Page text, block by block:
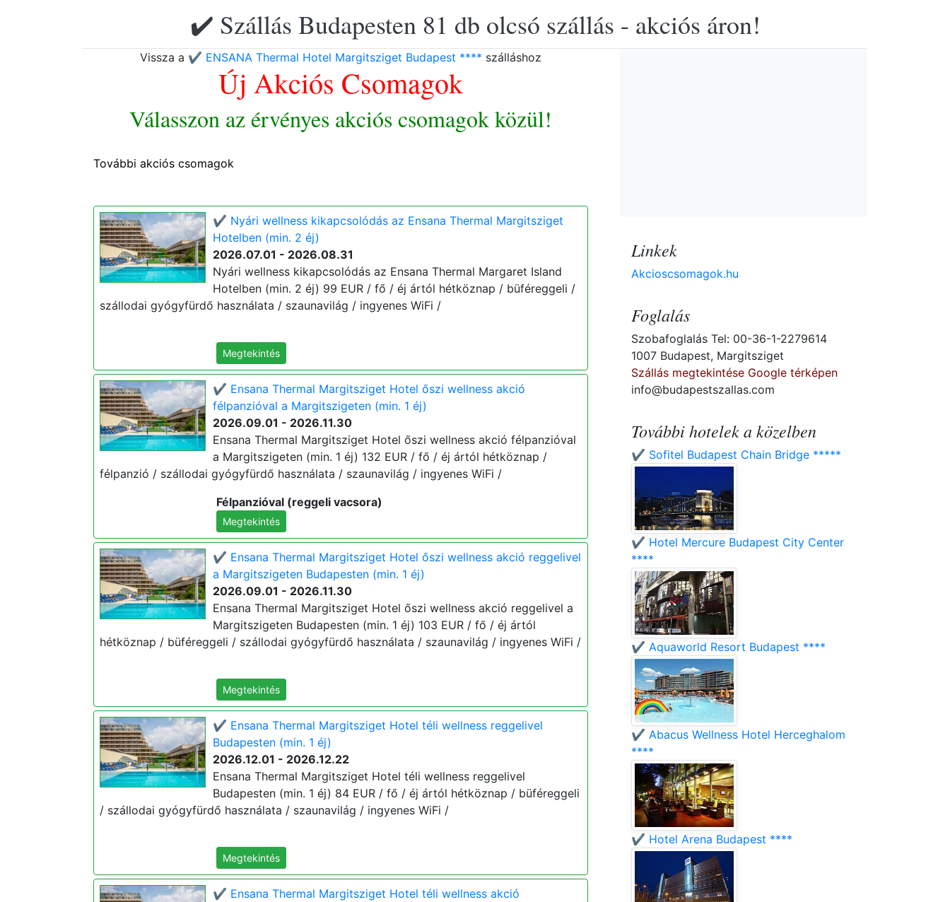
✔️ Szállás Budapesten 81 db olcsó szállás - akciós áron!
Vissza a ✔️ ENSANA Thermal Hotel Margitsziget Budapest **** szálláshoz
Új Akciós Csomagok
Válasszon az érvényes akciós csomagok közül!
További akciós csomagok
✔️ Nyári wellness kikapcsolódás az Ensana Thermal Margitsziget
Hotelben (min. 2 éj)
2026.07.01 - 2026.08.31
Nyári wellness kikapcsolódás az Ensana Thermal Margaret Island
Hotelben (min. 2 éj) 99 EUR / fő / éj ártól hétköznap / büféreggeli /
szállodai gyógyfürdő használata / szaunavilág / ingyenes WiFi /
Megtekintés
✔️ Ensana Thermal Margitsziget Hotel őszi wellness akció
félpanzióval a Margitszigeten (min. 1 éj)
2026.09.01 - 2026.11.30
Ensana Thermal Margitsziget Hotel őszi wellness akció félpanzióval
a Margitszigeten (min. 1 éj) 132 EUR / fő / éj ártól hétköznap /
félpanzió / szállodai gyógyfürdő használata / szaunavilág / ingyenes WiFi /
Félpanzióval (reggeli vacsora)
Megtekintés
✔️ Ensana Thermal Margitsziget Hotel őszi wellness akció reggelivel
a Margitszigeten Budapesten (min. 1 éj)
2026.09.01 - 2026.11.30
Ensana Thermal Margitsziget Hotel őszi wellness akció reggelivel a
Margitszigeten Budapesten (min. 1 éj) 103 EUR / fő / éj ártól
hétköznap / büféreggeli / szállodai gyógyfürdő használata / szaunavilág / ingyenes WiFi /
Megtekintés
✔️ Ensana Thermal Margitsziget Hotel téli wellness reggelivel
Budapesten (min. 1 éj)
2026.12.01 - 2026.12.22
Ensana Thermal Margitsziget Hotel téli wellness reggelivel
Budapesten (min. 1 éj) 84 EUR / fő / éj ártól hétköznap / büféreggeli
/ szállodai gyógyfürdő használata / szaunavilág / ingyenes WiFi /
Megtekintés
✔️ Ensana Thermal Margitsziget Hotel téli wellness akció
Linkek
Akcioscsomagok.hu
Foglalás
Szobafoglalás Tel: 00-36-1-2279614
1007 Budapest, Margitsziget
Szállás megtekintése Google térképen
info@budapestszallas.com
További hotelek a közelben
✔️ Sofitel Budapest Chain Bridge *****
✔️ Hotel Mercure Budapest City Center
****
✔️ Aquaworld Resort Budapest ****
✔️ Abacus Wellness Hotel Herceghalom
****
✔️ Hotel Arena Budapest ****